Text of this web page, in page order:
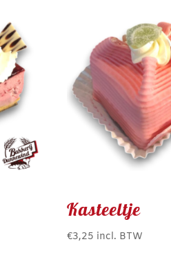
Kasteeltje
€3,25 incl. BTW